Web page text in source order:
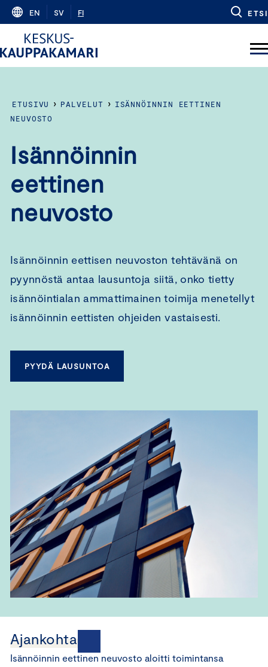
Skip
content
EN SV FI ETSI
ETUSIVU › PALVELUT › ISÄNNÖINNIN EETTINEN
NEUVOSTO
Isännöinnin
eettinen
neuvosto
Isännöinnin eettisen neuvoston tehtävänä on
pyynnöstä antaa lausuntoja siitä, onko tietty
isännöintialan ammattimainen toimija menetellyt
isännöinnin eettisten ohjeiden vastaisesti.
PYYDÄ LAUSUNTOA
Ajankohtaista
Isännöinnin eettinen neuvosto aloitti toimintansa